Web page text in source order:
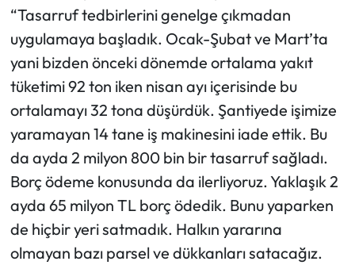
“Tasarruf tedbirlerini genelge çıkmadan
uygulamaya başladık. Ocak-Şubat ve Mart’ta
yani bizden önceki dönemde ortalama yakıt
tüketimi 92 ton iken nisan ayı içerisinde bu
ortalamayı 32 tona düşürdük. Şantiyede işimize
yaramayan 14 tane iş makinesini iade ettik. Bu
da ayda 2 milyon 800 bin bir tasarruf sağladı.
Borç ödeme konusunda da ilerliyoruz. Yaklaşık 2
ayda 65 milyon TL borç ödedik. Bunu yaparken
de hiçbir yeri satmadık. Halkın yararına
olmayan bazı parsel ve dükkanları satacağız.